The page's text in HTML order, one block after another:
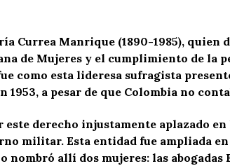
Currea Manrique (1890-1985), quien
de Mujeres y el cumplimiento de la
como esta lideresa sufragista
a pesar de que Colombia no
derecho injustamente aplazado
militar. Esta entidad fue ampliada
allí dos mujeres: las abogadas